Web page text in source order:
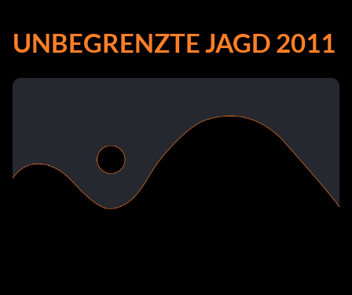
UNBEGRENZTE JAGD 2011